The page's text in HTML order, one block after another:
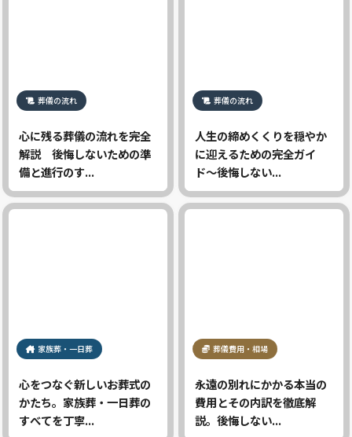
葬儀の流れ
心に残る葬儀の流れを完全
解説 後悔しないための準
備と進行のす...
葬儀の流れ
人生の締めくくりを穏やか
に迎えるための完全ガイ
ド〜後悔しない...
家族葬・一日葬
心をつなぐ新しいお葬式の
かたち。家族葬・一日葬の
すべてを丁寧...
葬儀費用・相場
永遠の別れにかかる本当の
費用とその内訳を徹底解
説。後悔しない...